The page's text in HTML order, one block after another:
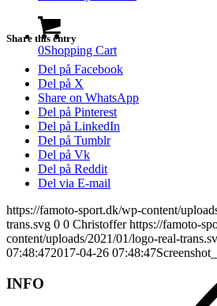
0Shopping Cart
Share this entry
Del på Facebook
Del på X
Share on WhatsApp
Del på Pinterest
Del på LinkedIn
Del på Tumblr
Del på Vk
Del på Reddit
Del via E-mail
https://famoto-sport.dk/wp-content/
trans.svg 0 0 Christoffer https://famoto-
content/uploads/2021/01/logo-real-
07:48:472017-04-26 07:48:47
INFO